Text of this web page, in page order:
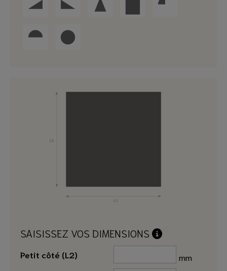
SAISISSEZ VOS DIMENSIONS
Petit côté (L2)
mm